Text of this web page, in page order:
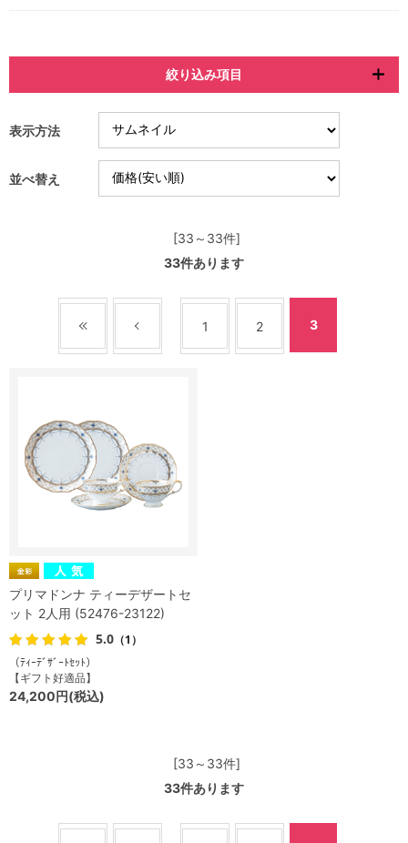
絞り込み項目
表示方法
並べ替え
[33～33件]
33件あります
1 2 3
プリマドンナ ティーデザートセ
ット 2人用 (52476-23122)
5.0 （1）
（ﾃｨｰﾃﾞｻﾞｰﾄｾｯﾄ）
【ギフト好適品】
24,200円(税込)
[33～33件]
33件あります